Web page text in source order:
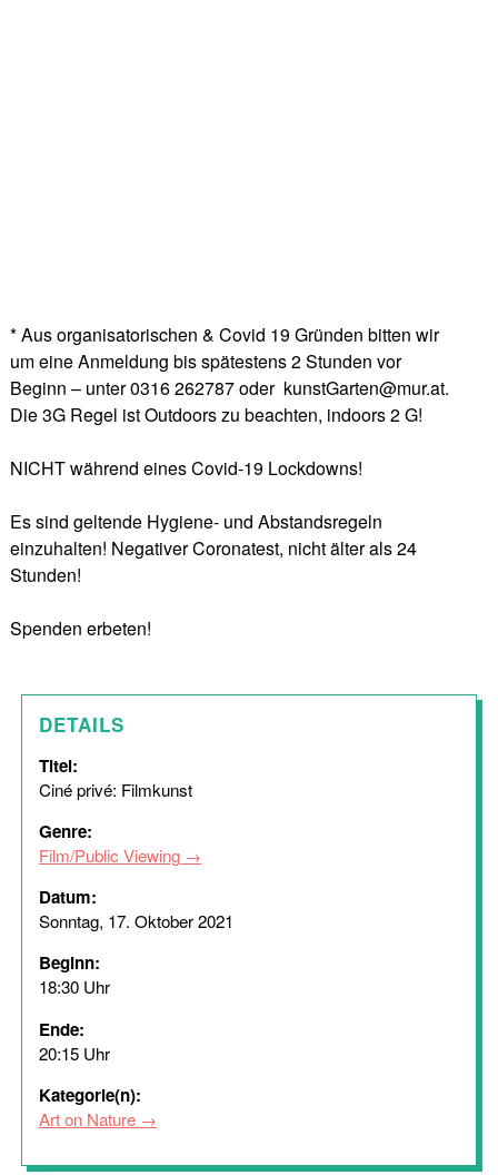
* Aus organisatorischen & Covid 19 Gründen bitten wir
um eine Anmeldung bis spätestens 2 Stunden vor
Beginn – unter 0316 262787 oder kunstGarten@mur.at.
Die 3G Regel ist Outdoors zu beachten, indoors 2 G!
NICHT während eines Covid-19 Lockdowns!
Es sind geltende Hygiene- und Abstandsregeln
einzuhalten! Negativer Coronatest, nicht älter als 24
Stunden!
Spenden erbeten!
DETAILS
Titel:
Ciné privé: Filmkunst
Genre:
Film/Public Viewing
Datum:
Sonntag, 17. Oktober 2021
Beginn:
18:30 Uhr
Ende:
20:15 Uhr
Kategorie(n):
Art on Nature